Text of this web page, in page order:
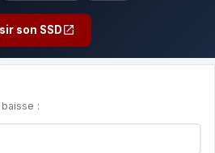
son SSD
: